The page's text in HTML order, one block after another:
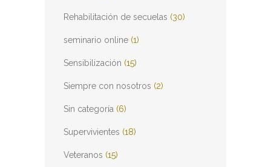
Rehabilitación de secuelas (30)
seminario online (1)
Sensibilización (15)
Siempre con nosotros (2)
Sin categoría (6)
Supervivientes (18)
Veteranos (15)